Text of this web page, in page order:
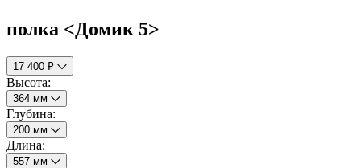
полка <Домик 5>
17 400 ₽
Высота:
364 мм
Глубина:
200 мм
Длина:
557 мм